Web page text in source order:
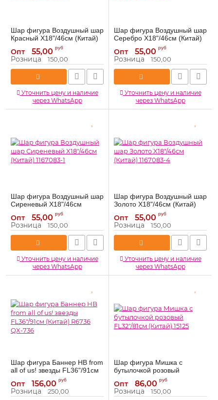
Шар фигура Воздушный шар
Красный X18"/46см (Китай)
Артикул: 1167083-2
Опт 55,00 руб
Розница 150,00
Уточнить цену и наличие
через WhatsApp
Шар фигура Воздушный шар
Серебро X18"/46см (Китай)
Артикул: 1167083-3
Опт 55,00 руб
Розница 150,00
Уточнить цену и наличие
через WhatsApp
Шар фигура Воздушный шар
Сиреневый X18"/46см
(Китай) 1167083-1
Артикул: 1167083-1
Опт 55,00 руб
Розница 150,00
Уточнить цену и наличие
через WhatsApp
Шар фигура Воздушный шар
Золото X18"/46см (Китай)
Артикул: 1167083-4
Опт 55,00 руб
Розница 150,00
Уточнить цену и наличие
через WhatsApp
Шар фигура Баннер НB from
all of us! звезды FL36"/91см
(Китай) R6736 QX-736
Артикул: R6736
Опт 156,00 руб
Розница 250,00
Шар фигура Мишка с
бутылочкой розовый
FL32"/81см (Китай) 15125
Артикул: 15125
Опт 86,00 руб
Розница 150,00